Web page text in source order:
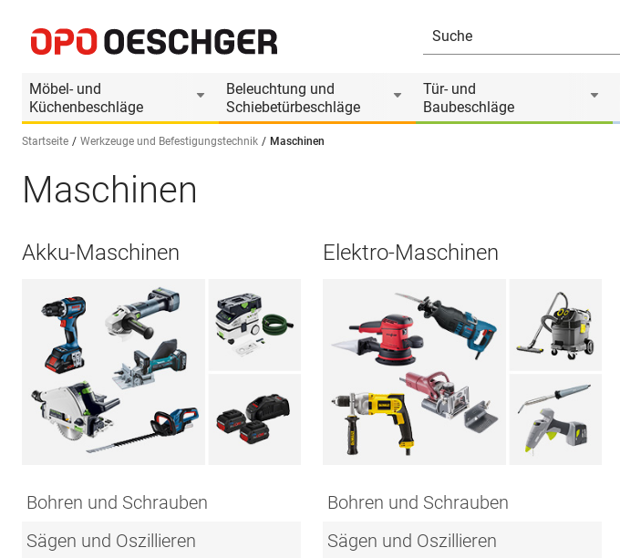
Möbel- und
Küchenbeschläge
Beleuchtung und
Schiebetürbeschläge
Tür- und
Baubeschläge
Sprache wählen (DE)
Startseite Werkzeuge und Befestigungstechnik Maschinen
Maschinen
Akku-Maschinen
Bohren und Schrauben
Sägen und Oszillieren
Elektro-Maschinen
Bohren und Schrauben
Sägen und Oszillieren